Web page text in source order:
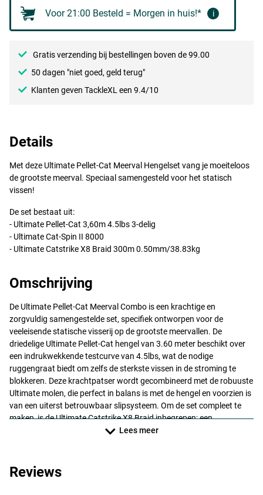
Voor 21:00 Besteld = Morgen in huis!* i
Gratis verzending bij bestellingen boven de 99.00
50 dagen "niet goed, geld terug"
Klanten geven TackleXL een 9.4/10
Details
Met deze Ultimate Pellet-Cat Meerval Hengelset vang je moeiteloos
de grootste meerval. Speciaal samengesteld voor het statisch
vissen!
De set bestaat uit:
- Ultimate Pellet-Cat 3,60m 4.5lbs 3-delig
- Ultimate Cat-Spin II 8000
- Ultimate Catstrike X8 Braid 300m 0.50mm/38.83kg
Omschrijving
De Ultimate Pellet-Cat Meerval Combo is een krachtige en
zorgvuldig samengestelde set, specifiek ontworpen voor de
veeleisende statische visserij op de grootste meervallen. De
driedelige Ultimate Pellet-Cat hengel van 3.60 meter beschikt over
een indrukwekkende testcurve van 4.5lbs, wat de nodige
ruggengraat biedt om zelfs de sterkste vissen in de stroming te
blokkeren. Deze krachtpatser wordt gecombineerd met de robuuste
Ultimate molen, die perfect in balans is met de hengel en voorzien is
van een uiterst betrouwbaar slipsysteem. Om de set compleet te
maken, is de Ultimate Catstrike X8 Braid inbegrepen; een
achtvoudig gevlochten lijn, zodat je met het volste vertrouwen de
Specificaties:
Lees meer
Reviews